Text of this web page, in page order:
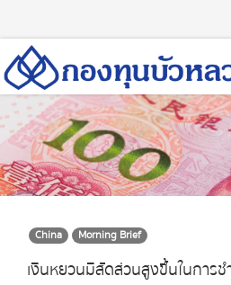
China Morning Brief
เงินหยวนมีสัดส่วนสูงขึ้นในการช